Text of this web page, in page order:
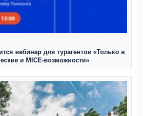
вебинар для турагентов «Только в
и MICE-возможности»